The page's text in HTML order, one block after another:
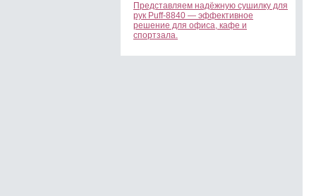
Представляем надёжную сушилку для
рук Puff-8840 — эффективное
решение для офиса, кафе и
спортзала.